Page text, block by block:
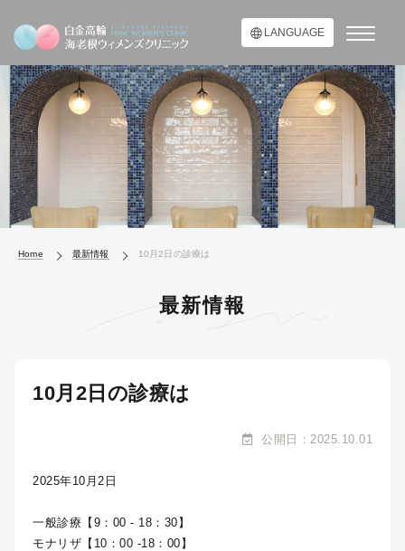
LANGUAGE
Home 最新情報 10月2日の診療は
最新情報
10月2日の診療は
公開日：2025.10.01
2025年10月2日
一般診療【9：00 - 18：30】
モナリザ【10：00 -18：00】